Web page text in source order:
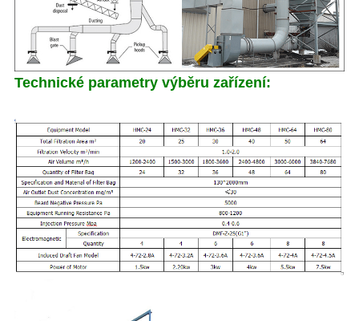
Technické parametry výběru zařízení: